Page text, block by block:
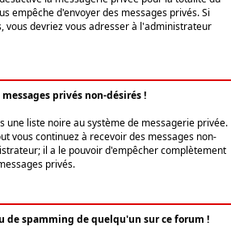
empêche d'envoyer des messages privés. Si
vous devriez vous adresser à l'administrateur
privés non-désirés !
une liste noire au système de messagerie privée.
vous continuez à recevoir des messages non-
il a le pouvoir d'empêcher complètement
privés.
de spamming de quelqu'un sur ce forum !